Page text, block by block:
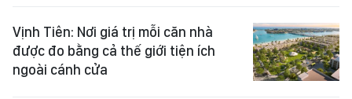
Vịnh Tiên: Nơi giá trị mỗi căn nhà
được đo bằng cả thế giới tiện ích
ngoài cánh cửa